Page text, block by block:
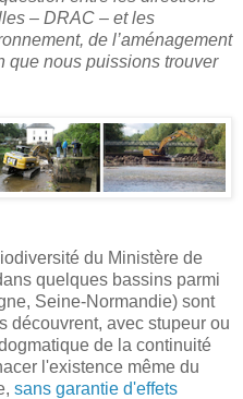
– DRAC – et les
de l’aménagement
que nous puissions trouver
du Ministère de
quelques bassins parmi
Seine-Normandie) sont
découvrent, avec stupeur ou
de la continuité
l'existence même du
sans garantie d'effets